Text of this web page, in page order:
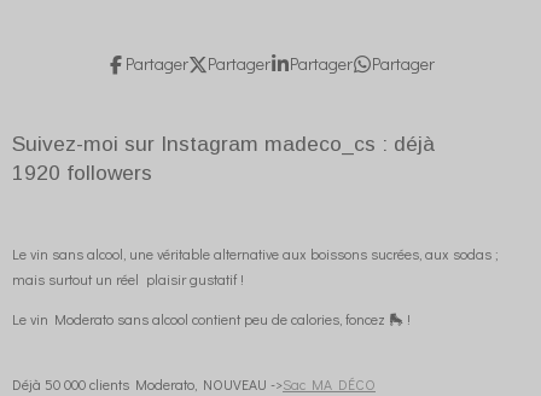
Partager Partager Partager Partager
Suivez-moi sur Instagram madeco_cs : déjà
1920 followers
Le vin sans alcool, une véritable alternative aux boissons sucrées, aux sodas ;
mais surtout un réel plaisir gustatif !
Le vin Moderato sans alcool contient peu de calories, foncez 🛼 !
Déjà 50 000 clients Moderato, NOUVEAU ->Sac MA DÉCO